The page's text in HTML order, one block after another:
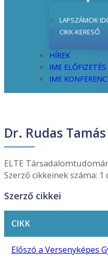
LAPSZÁMOK
CIKK-KERESŐ
HÍREK
IME ELŐFIZETÉS
IME
Dr. Rudas Tamás
ELTE
Szerző cikkeinek száma: 1
Szerző cikkei
CIKK
Előszó a Versenyképes